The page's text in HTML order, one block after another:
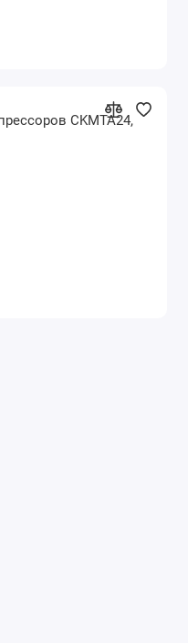
CKMTA24,